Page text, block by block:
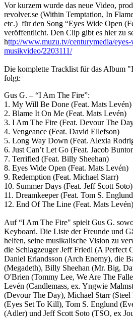
Vor kurzem wurde das neue Video,
revolver.se (Within Temptation, In
etc.) für den Song “Eyes Wide Open
veröffentlicht. Den Clip gibt es hier zu
http://www.muzu.tv/centurymedia/
musikvideo/2203111/
Die komplette Tracklist für das Album
folgt:
Gus G. – “I Am The Fire”:
1. My Will Be Done (Feat. Mats Levén)
2. Blame It On Me (Feat. Mats Levén)
3. I Am The Fire (Feat. Devour The
4. Vengeance (Feat. David Ellefson)
5. Long Way Down (Feat. Alexia
6. Just Can’t Let Go (Feat. Jacob
7. Terrified (Feat. Billy Sheehan)
8. Eyes Wide Open (Feat. Mats Levén)
9. Redemption (Feat. Michael Starr)
10. Summer Days (Feat. Jeff Scott Soto)
11. Dreamkeeper (Feat. Tom S.
12. End Of The Line (Feat. Mats Levén)
Auf “I Am The Fire" spielt Gus G.
Keyboard. Die Liste der Freunde und
helfen, seine musikalische Vision zu
die Schlagzeuger Jeff Friedl (A Perfect
Daniel Erlandsson (Arch Enemy), die
(Megadeth), Billy Sheehan (Mr. Big,
O'Brien (Tommy Lee, We Are The
Levén (Candlemass, ex. Yngwie
(Devour The Day), Michael Starr
(Eyes Set To Kill), Tom S. Englund
(Adler) und Jeff Scott Soto (TSO, ex